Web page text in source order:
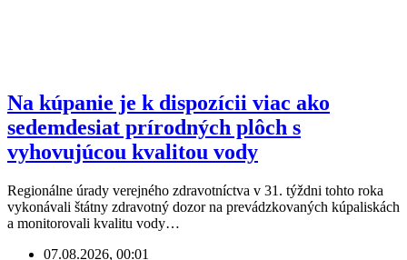
Na kúpanie je k dispozícii viac ako
sedemdesiat prírodných plôch s
vyhovujúcou kvalitou vody
Regionálne úrady verejného zdravotníctva v 31. týždni tohto roka
vykonávali štátny zdravotný dozor na prevádzkovaných kúpaliskách
a monitorovali kvalitu vody…
07.08.2026, 00:01